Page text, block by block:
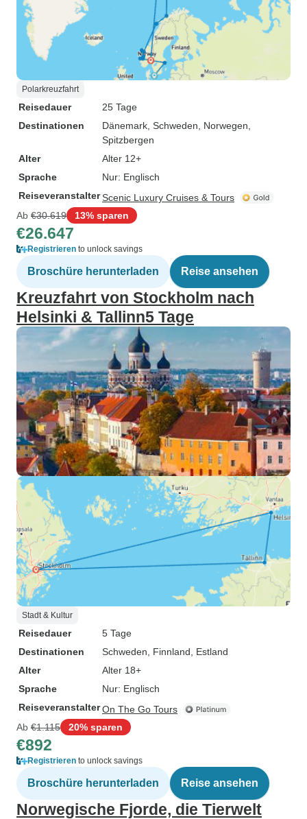
Polarkreuzfahrt
Reisedauer
25 Tage
Destinationen
Dänemark , Schweden , Norwegen
Spitzbergen
Alter
Alter 12+
Sprache
Nur: Englisch
ReiseveranstalterScenic Luxury Cruises & Tours
Ab €30.619 13% sparen
€26.647
Registrieren to unlock savings
Broschüre herunterladen Reise ansehen
Kreuzfahrt von Stockholm nach
Helsinki & Tallinn5 Tage
Stadt & Kultur
Reisedauer
5 Tage
Destinationen
Schweden , Finnland , Estland
Alter
Alter 18+
Sprache
Nur: Englisch
ReiseveranstalterOn The Go Tours
Ab €1.115 20% sparen
€892
Registrieren to unlock savings
Broschüre herunterladen Reise ansehen
Norwegische Fjorde, die Tierwelt